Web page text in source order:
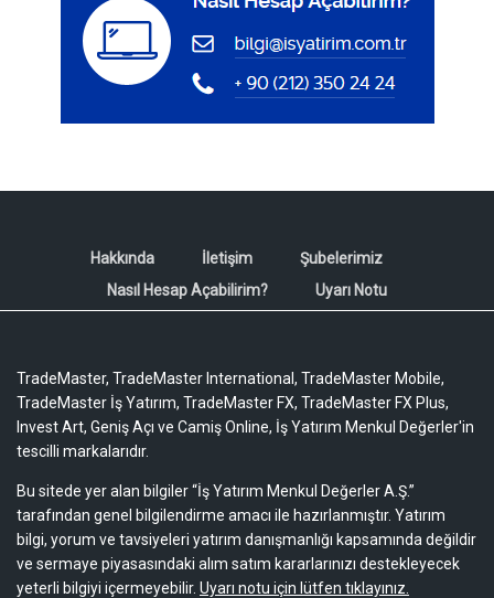
Hakkında İletişim
Şubelerimiz
Nasıl Hesap Açabilirim?
Uyarı Notu
TradeMaster, TradeMaster International, TradeMaster Mobile,
TradeMaster İş Yatırım, TradeMaster FX, TradeMaster FX Plus,
Invest Art, Geniş Açı ve Camiş Online, İş Yatırım Menkul Değerler'in
tescilli markalarıdır.
Bu sitede yer alan bilgiler “İş Yatırım Menkul Değerler A.Ş.”
tarafından genel bilgilendirme amacı ile hazırlanmıştır. Yatırım
bilgi, yorum ve tavsiyeleri yatırım danışmanlığı kapsamında değildir
ve sermaye piyasasındaki alım satım kararlarınızı destekleyecek
yeterli bilgiyi içermeyebilir. Uyarı notu için lütfen tıklayınız.